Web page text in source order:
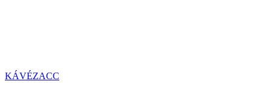
KÁVÉZACC